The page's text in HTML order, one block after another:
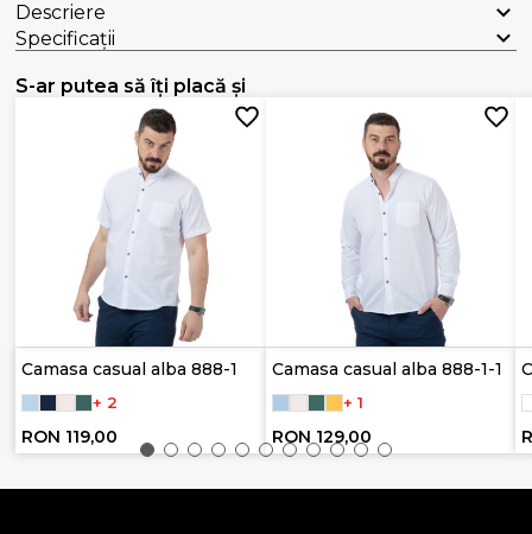
Descriere
Specificații
S-ar putea să îți placă și
Camasa casual alba 888-1
+ 2
RON 119,00
Camasa casual alba 888-1-1
+ 1
RON 129,00